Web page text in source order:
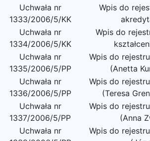
Uchwała nr
1333/2006/5/KK
Wpis do
Uchwała nr
1334/2006/5/KK
Wpis do
Uchwała nr
1335/2006/5/PP
Wpis do
(Anetta
Uchwała nr
1336/2006/5/PP
Wpis do
(Teresa
Uchwała nr
1337/2006/5/PP
Wpis do
(Anna
Uchwała nr
Wpis do